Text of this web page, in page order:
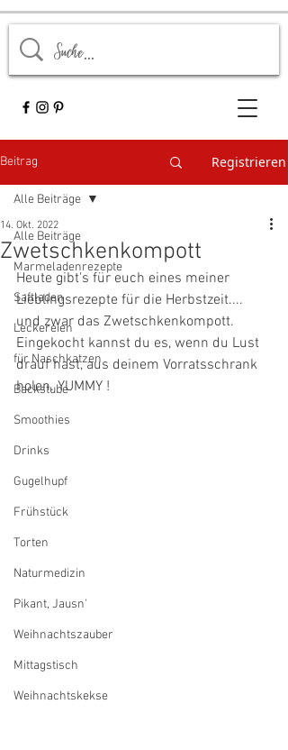
Beitrag Registrieren
Alle Beiträge
Marmeladenrezepte
Saftladen
Leckereien
für Naschkatzen
Backstube
Smoothies
Drinks
Gugelhupf
Frühstück
Torten
Naturmedizin
Pikant, Jausn'
Weihnachtszauber
Mittagstisch
Weihnachtskekse
Alle Beiträge
Zwetschkenkompott
14. Okt. 2022
Heute gibt's für euch eines meiner
Lieblingsrezepte für die Herbstzeit....
und zwar das Zwetschkenkompott.
Eingekocht kannst du es, wenn du Lust
drauf hast, aus deinem Vorratsschrank
holen. YUMMY !